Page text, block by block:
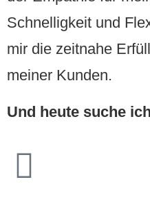
Schnelligkeit und
mir die zeitnahe
meiner Kunden.
Und heute suche